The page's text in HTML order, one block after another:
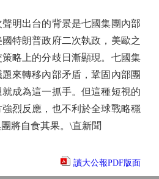
出台的背景是七國集團內部
特朗普政府二次執政，美歐之
略上的分歧日漸顯現。七國集
來轉移內部矛盾，鞏固內部團
成為這一抓手。但這種短視的
烈反應，也不利於全球戰略穩
將自食其果。\直新聞
讀大公報PDF版面